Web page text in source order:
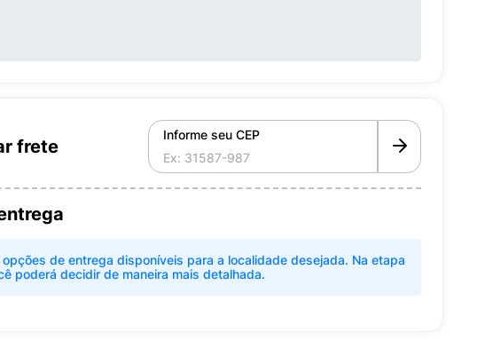
frete
Informe seu CEP
de entrega disponíveis para a localidade desejada. Na etapa
poderá decidir de maneira mais detalhada.